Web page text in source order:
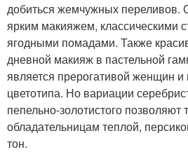
добиться жемчужных переливов.
ярким макияжем, классическими
ягодными помадами. Также
дневной макияж в пастельной
является прерогативой женщин
цветотипа. Но вариации
пепельно-золотистого позволяют
обладательницам теплой,
тон.